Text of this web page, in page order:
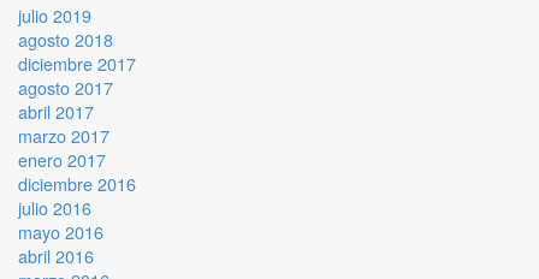
julio 2019
agosto 2018
diciembre 2017
agosto 2017
abril 2017
marzo 2017
enero 2017
diciembre 2016
julio 2016
mayo 2016
abril 2016